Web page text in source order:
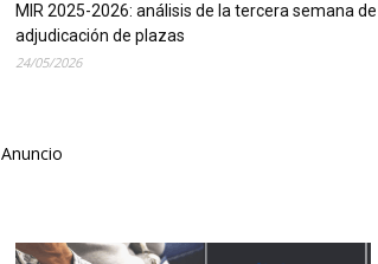
MIR 2025-2026: análisis de la tercera semana de
adjudicación de plazas
24/05/2026
Anuncio